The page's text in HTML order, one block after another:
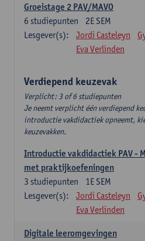
Groeistage 2 PAV/MAVO
2E SEM
6 studiepunten
Lesgever(s):
Jordi Casteleyn
Eva Verlinden
Verdiepend keuzevak
Verplicht: 3 of 6 studiepunten
Je neemt verplicht één verdiepend
introductie vakdidactiek opneemt,
keuzevakken.
Introductie vakdidactiek PAV -
met praktijkoefeningen
1E SEM
3 studiepunten
Lesgever(s):
Jordi Casteleyn
Eva Verlinden
Digitale leeromgevingen